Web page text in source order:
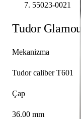
55023-0021
Tudor Glamour
Mekanizma
Tudor caliber T601
Çap
36.00 mm